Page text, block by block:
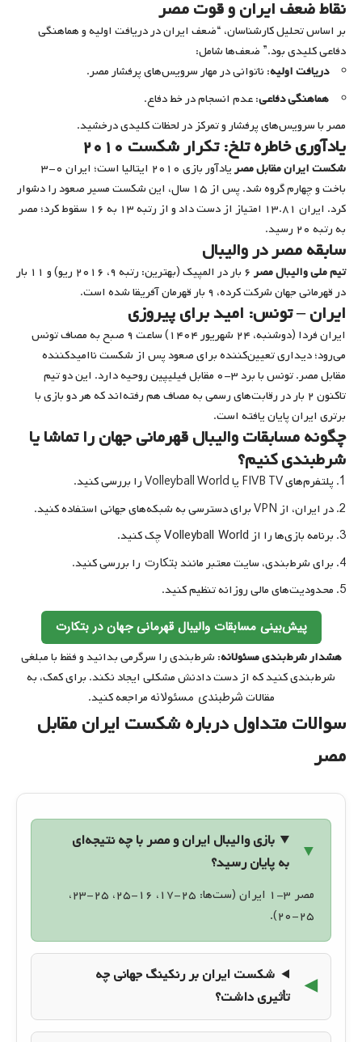
نقاط ضعف ایران و قوت مصر
بر اساس تحلیل کارشناسان، “ضعف ایران در دریافت اولیه و هماهنگی
دفاعی کلیدی بود.” ضعف‌ها شامل:
دریافت اولیه: ناتوانی در مهار سرویس‌های پرفشار مصر.
هماهنگی دفاعی: عدم انسجام در خط دفاع.
مصر با سرویس‌های پرفشار و تمرکز در لحظات کلیدی درخشید.
یادآوری خاطره تلخ: تکرار شکست ۲۰۱۰
شکست ایران مقابل مصر
یادآور بازی ۲۰۱۰ ایتالیا است؛ ایران ۰-۳
باخت و چهارم گروه شد. پس از ۱۵ سال، این شکست مسیر صعود را دشوار
کرد. ایران ۱۳.۸۱ امتیاز از دست داد و از رتبه ۱۳ به ۱۶ سقوط کرد؛ مصر
به رتبه ۲۰ رسید.
سابقه مصر در والیبال
تیم ملی والیبال مصر
۶ بار در المپیک (بهترین: رتبه ۹، ۲۰۱۶ ریو) و ۱۱ بار
در قهرمانی جهان شرکت کرده، ۹ بار قهرمان آفریقا شده است.
ایران – تونس: امید برای پیروزی
ایران فردا (دوشنبه، ۲۴ شهریور ۱۴۰۴) ساعت ۹ صبح به مصاف تونس
می‌رود؛ دیداری تعیین‌کننده برای صعود پس از شکست ناامیدکننده
مقابل مصر. تونس با برد ۳-۰ مقابل فیلیپین روحیه دارد. این دو تیم
تاکنون ۲ بار در رقابت‌های رسمی به مصاف هم رفته‌اند که هر دو بازی با
برتری ایران پایان یافته است.
چگونه مسابقات والیبال قهرمانی جهان را تماشا یا
شرطبندی کنیم؟
پلتفرم‌های FIVB TV یا Volleyball World را بررسی کنید.
در ایران، از VPN برای دسترسی به شبکه‌های جهانی استفاده کنید.
برنامه بازی‌ها را ازVolleyball Worldچک کنید.
برای شرط‌بندی، سایت معتبر مانندبتکارت را بررسی کنید.
محدودیت‌های مالی روزانه تنظیم کنید.
پیش‌بینی مسابقات والیبال قهرمانی جهان در بتکارت
هشدار شرط‌بندی مسئولانه: شرط‌بندی را سرگرمی بدانید و فقط با مبلغی
شرط‌بندی کنید که از دست دادنش مشکلی ایجاد نکند. برای کمک، به
مقالاتشرطبندی مسئولانهمراجعه کنید.
سوالات متداول درباره شکست ایران مقابل
مصر
بازی والیبال ایران و مصر با چه نتیجه‌ای
به پایان رسید؟
مصر ۳-۱ ایران (ست‌ها: ۲۵-۱۷، ۱۶-۲۵، ۲۵-۲۳،
۲۵-۲۰).
شکست ایران بر رنکینگ جهانی چه
تأثیری داشت؟